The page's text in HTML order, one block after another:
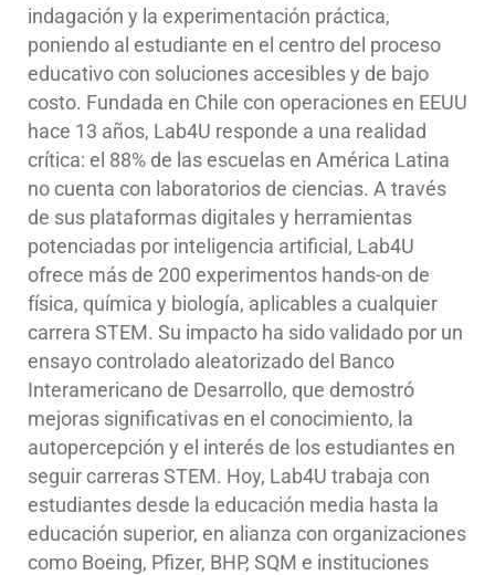
indagación y la experimentación práctica,
poniendo al estudiante en el centro del proceso
educativo con soluciones accesibles y de bajo
costo. Fundada en Chile con operaciones en EEUU
hace 13 años, Lab4U responde a una realidad
crítica: el 88% de las escuelas en América Latina
no cuenta con laboratorios de ciencias. A través
de sus plataformas digitales y herramientas
potenciadas por inteligencia artificial, Lab4U
ofrece más de 200 experimentos hands-on de
física, química y biología, aplicables a cualquier
carrera STEM. Su impacto ha sido validado por un
ensayo controlado aleatorizado del Banco
Interamericano de Desarrollo, que demostró
mejoras significativas en el conocimiento, la
autopercepción y el interés de los estudiantes en
seguir carreras STEM. Hoy, Lab4U trabaja con
estudiantes desde la educación media hasta la
educación superior, en alianza con organizaciones
como Boeing, Pfizer, BHP, SQM e instituciones